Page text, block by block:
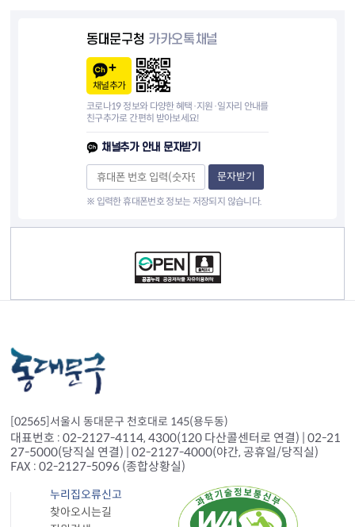
동대문구청 카카오톡채널
채널추가
코로나19 정보와 다양한 혜택·지원·일자리 안내를
친구추가로 간편히 받아보세요!
채널추가 안내 문자받기
문자받기
※ 입력한 휴대폰번호 정보는 저장되지 않습니다.
[02565]서울시 동대문구 천호대로 145(용두동)
대표번호 : 02-2127-4114, 4300(120 다산콜센터로 연결) | 02-21
27-5000(당직실 연결) | 02-2127-4000(야간, 공휴일/당직실)
FAX : 02-2127-5096 (종합상황실)
누리집오류신고
찾아오시는길